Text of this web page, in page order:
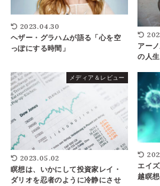
2023.04.30
ヘザー・グラハムが語る「心を空
っぽにする時間」
アー
の人
メディア＆レビュー
2023.05.02
瞑想は、いかにして投資家レイ・
ダリオを忍者のように冷静にさせ
エイ
越瞑